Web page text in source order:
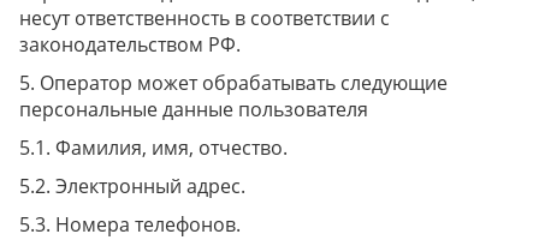
несут ответственность в соответствии с
законодательством РФ.
Оператор может обрабатывать следующие
персональные данные пользователя
Фамилия, имя, отчество.
Электронный адрес.
Номера телефонов.